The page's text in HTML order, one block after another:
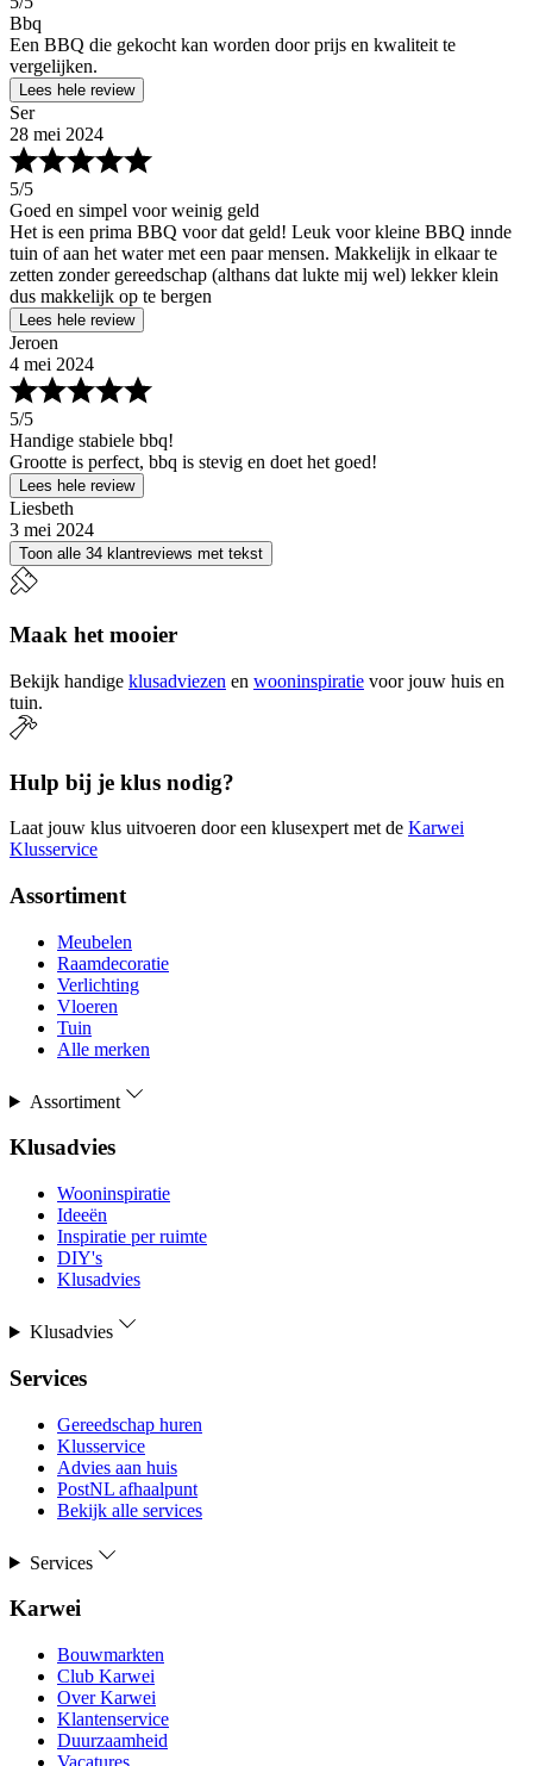
Bbq
Een BBQ die gekocht kan worden door prijs en kwaliteit te
vergelijken.
Lees hele review
Ser
28 mei 2024
5/5
Goed en simpel voor weinig geld
Het is een prima BBQ voor dat geld! Leuk voor kleine BBQ innde
tuin of aan het water met een paar mensen. Makkelijk in elkaar te
zetten zonder gereedschap (althans dat lukte mij wel) lekker klein
dus makkelijk op te bergen
Lees hele review
Jeroen
4 mei 2024
5/5
Handige stabiele bbq!
Grootte is perfect, bbq is stevig en doet het goed!
Lees hele review
Liesbeth
3 mei 2024
Toon alle 34 klantreviews met tekst
Maak het mooier
Bekijk handige klusadviezen en wooninspiratie voor jouw huis en
tuin.
Hulp bij je klus nodig?
Laat jouw klus uitvoeren door een klusexpert met de Karwei
Klusservice
Assortiment
Meubelen
Raamdecoratie
Verlichting
Vloeren
Tuin
Alle merken
Assortiment
Klusadvies
Wooninspiratie
Ideeën
Inspiratie per ruimte
DIY's
Klusadvies
Klusadvies
Services
Gereedschap huren
Klusservice
Advies aan huis
PostNL afhaalpunt
Bekijk alle services
Services
Karwei
Bouwmarkten
Club Karwei
Over Karwei
Klantenservice
Duurzaamheid
Vacatures